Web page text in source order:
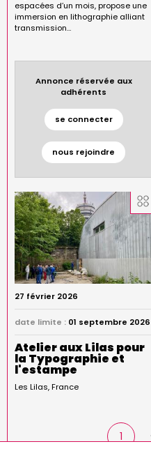
espacées d’un mois, propose une
immersion en lithographie alliant
transmission…
Annonce réservée aux
adhérents
se connecter
nous rejoindre
27 février 2026
date limite : 01 septembre 2026
Atelier aux Lilas pour
la Typographie et
l'estampe
Les Lilas France
Page
1